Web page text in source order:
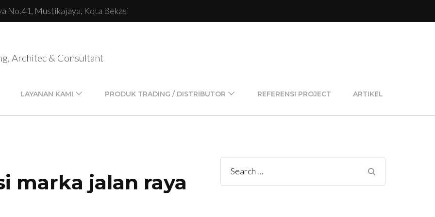
No.41, Mustikajaya, Kota Bekasi
Architec & Consultant
LAYANAN KAMI PRODUK TRADING / DISTRIBUTOR REFERENSI PROJECT ARTIKEL
marka jalan raya
Search
for: